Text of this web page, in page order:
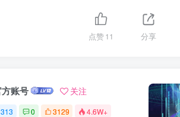
点赞11 分享
账号 关注
313 0 3129 4.6W+